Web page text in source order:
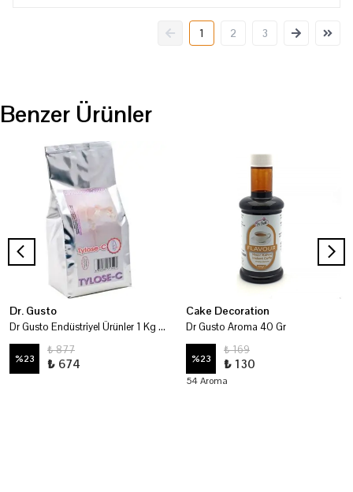
1 2 3
Benzer Ürünler
Dr. Gusto
Dr Gusto Endüstriyel Ürünler 1 Kg - Tylose-C
%23
₺ 877
₺ 674
Cake Decoration
Dr Gusto Aroma 40 Gr
%23
₺ 169
₺ 130
54 Aroma